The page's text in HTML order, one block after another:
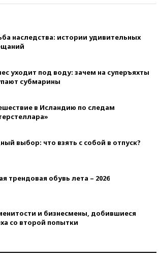
наследства: истории удивительных
уходит под воду: зачем на суперъяхты
субмарины
в Исландию по следам
выбор: что взять с собой в отпуск?
трендовая обувь лета – 2026
и бизнесмены, добившиеся
со второй попытки